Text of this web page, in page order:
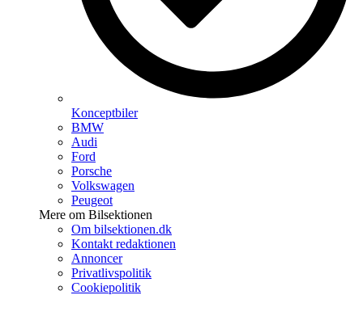
Konceptbiler
BMW
Audi
Ford
Porsche
Volkswagen
Peugeot
Mere om Bilsektionen
Om bilsektionen.dk
Kontakt redaktionen
Annoncer
Privatlivspolitik
Cookiepolitik